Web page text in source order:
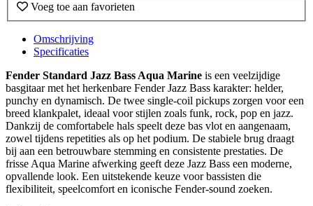
Voeg toe aan favorieten
Omschrijving
Specificaties
Fender Standard Jazz Bass Aqua Marine is een veelzijdige
basgitaar met het herkenbare Fender Jazz Bass karakter: helder,
punchy en dynamisch. De twee single-coil pickups zorgen voor een
breed klankpalet, ideaal voor stijlen zoals funk, rock, pop en jazz.
Dankzij de comfortabele hals speelt deze bas vlot en aangenaam,
zowel tijdens repetities als op het podium. De stabiele brug draagt
bij aan een betrouwbare stemming en consistente prestaties. De
frisse Aqua Marine afwerking geeft deze Jazz Bass een moderne,
opvallende look. Een uitstekende keuze voor bassisten die
flexibiliteit, speelcomfort en iconische Fender-sound zoeken.